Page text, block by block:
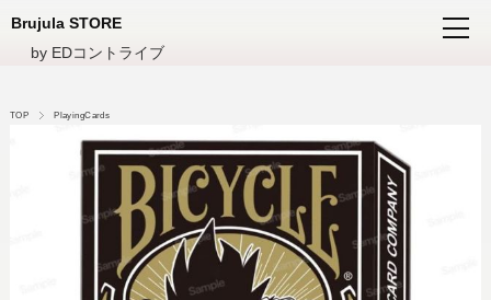
Brujula STORE
by EDコントライブ
TOP PlayingCards